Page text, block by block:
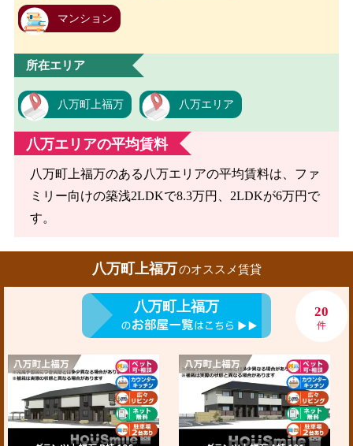
マンション
所在エリア
八万町上福万 八万エリア
八万エリアの平均賃料
八万町上福万のある八万エリアの平均賃料は、ファ
ミリー向けの築浅2LDKで8.3万円、2LDKが6万円で
す。
八万町上福万のオススメ賃貸
八万町上福万 20
件